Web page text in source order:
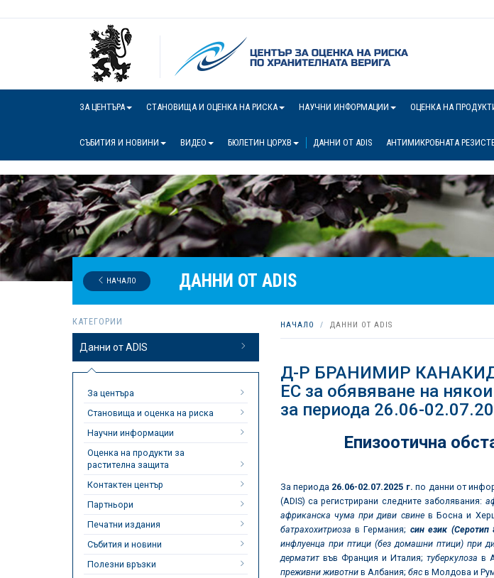
ЗА ЦЕНТЪРА СТАНОВИЩА И ОЦЕНКА НА РИСКА НАУЧНИ ИНФОРМАЦИИ ОЦЕНКА НА
СЪБИТИЯ И НОВИНИ ВИДЕО БЮЛЕТИН ЦОРХВ ДАННИ ОТ ADIS АНТИМИКРОБНАТА
ДАННИ ОТ ADIS
НАЧАЛО
КАТЕГОРИИ
Данни от ADIS
За центъра
Становища и оценка на риска
Научни информации
Оценка на продукти за
растителна защита
Контактен център
Партньори
Печатни издания
Събития и новини
Полезни връзки
НАЧАЛО ДАННИ ОТ ADIS
Д-Р БРАНИМИР
ЕС за обявяване на
за периода 26.06-
Епизоотична
За периода 26.06-02.07.2025 г.по данни от
(ADIS) са регистрирани следните заболявания:
африканска чума при диви свинев Босна и
батрахохитриоза в Германия; син език (Серотип
инфлуенца при птици (без домашни птици) при
дерматитвъв Франция и Италия;туберкулоза в
преживни животнив Албания; бясв Молдова и